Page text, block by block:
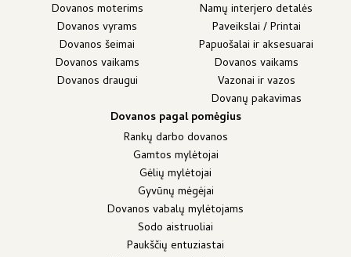
Dovanos moterims
Dovanos vyrams
Dovanos šeimai
Dovanos vaikams
Dovanos draugui
Namų interjero detalės
Paveikslai / Printai
Papuošalai ir aksesuarai
Dovanos vaikams
Vazonai ir vazos
Dovanų pakavimas
Dovanos pagal pomėgius
Rankų darbo dovanos
Gamtos mylėtojai
Gėlių mylėtojai
Gyvūnų mėgėjai
Dovanos vabalų mylėtojams
Sodo aistruoliai
Paukščių entuziastai